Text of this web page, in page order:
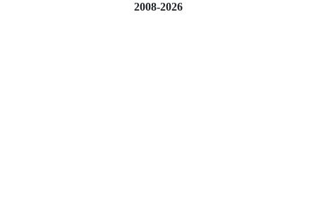
2008-2026